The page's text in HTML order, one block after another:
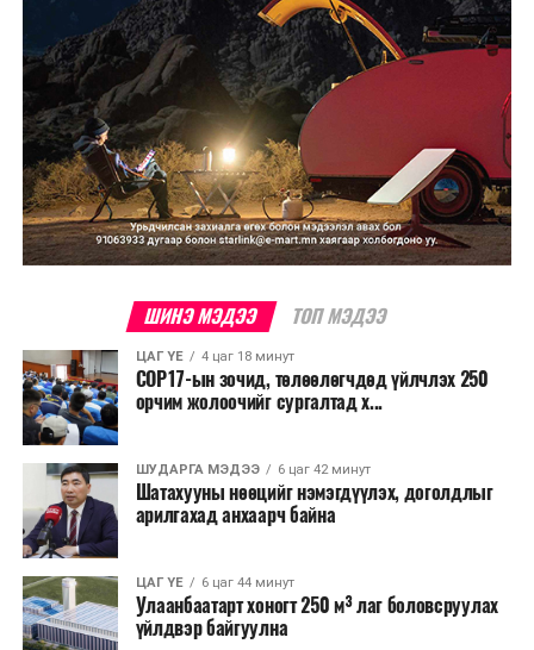
ШИНЭ МЭДЭЭ ТОП МЭДЭЭ
ЦАГ ҮЕ 4 цаг 18 минут
COP17-ын зочид, төлөөлөгчдөд үйлчлэх 250
орчим жолоочийг сургалтад х...
ШУДАРГА МЭДЭЭ 6 цаг 42 минут
Шатахууны нөөцийг нэмэгдүүлэх, доголдлыг
арилгахад анхаарч байна
ЦАГ ҮЕ 6 цаг 44 минут
Улаанбаатарт хоногт 250 м³ лаг боловсруулах
үйлдвэр байгуулна